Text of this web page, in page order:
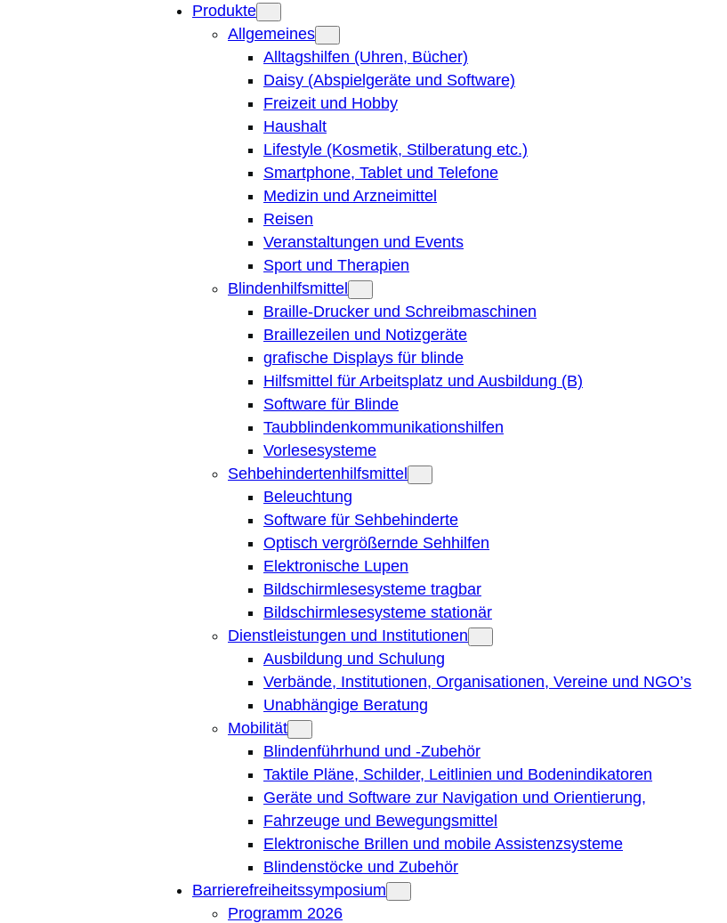
Produkte
Allgemeines
Alltagshilfen (Uhren, Bücher)
Daisy (Abspielgeräte und Software)
Freizeit und Hobby
Haushalt
Lifestyle (Kosmetik, Stilberatung etc.)
Smartphone, Tablet und Telefone
Medizin und Arzneimittel
Reisen
Veranstaltungen und Events
Sport und Therapien
Blindenhilfsmittel
Braille-Drucker und Schreibmaschinen
Braillezeilen und Notizgeräte
grafische Displays für blinde
Hilfsmittel für Arbeitsplatz und Ausbildung (B)
Software für Blinde
Taubblindenkommunikationshilfen
Vorlesesysteme
Sehbehindertenhilfsmittel
Beleuchtung
Software für Sehbehinderte
Optisch vergrößernde Sehhilfen
Elektronische Lupen
Bildschirmlesesysteme tragbar
Bildschirmlesesysteme stationär
Dienstleistungen und Institutionen
Ausbildung und Schulung
Verbände, Institutionen, Organisationen, Vereine und NGO’s
Unabhängige Beratung
Mobilität
Blindenführhund und -Zubehör
Taktile Pläne, Schilder, Leitlinien und Bodenindikatoren
Geräte und Software zur Navigation und Orientierung,
Fahrzeuge und Bewegungsmittel
Elektronische Brillen und mobile Assistenzsysteme
Blindenstöcke und Zubehör
Barrierefreiheitssymposium
Programm 2026